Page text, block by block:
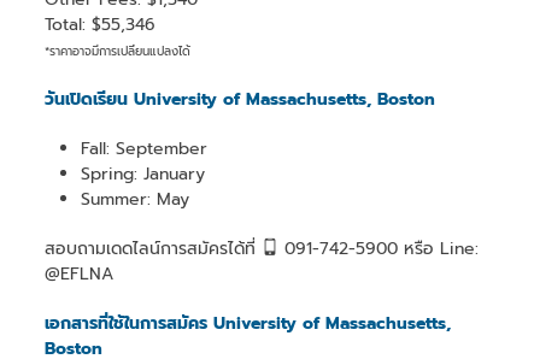
Total: $55,346
*ราคาอาจมีการเปลี่ยนแปลงได้
วันเปิดเรียน University of Massachusetts, Boston
Fall: September
Spring: January
Summer: May
สอบถามเดดไลน์การสมัครได้ที่
091-742-5900 หรือ Line:
@EFLNA
เอกสารที่ใช้ในการสมัคร University of Massachusetts,
Boston